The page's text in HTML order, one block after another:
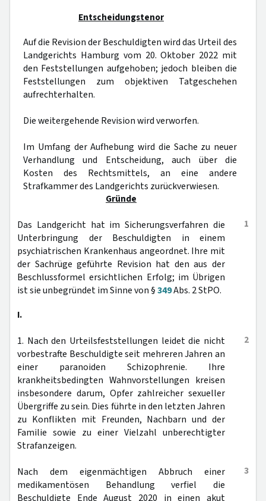
Entscheidungstenor
Auf die Revision der Beschuldigten wird das Urteil des
Landgerichts Hamburg vom 20. Oktober 2022 mit
den Feststellungen aufgehoben; jedoch bleiben die
Feststellungen zum objektiven Tatgeschehen
aufrechterhalten.
Die weitergehende Revision wird verworfen.
Im Umfang der Aufhebung wird die Sache zu neuer
Verhandlung und Entscheidung, auch über die
Kosten des Rechtsmittels, an eine andere
Strafkammer des Landgerichts zurückverwiesen.
Gründe
1
Das Landgericht hat im Sicherungsverfahren die
Unterbringung der Beschuldigten in einem
psychiatrischen Krankenhaus angeordnet. Ihre mit
der Sachrüge geführte Revision hat den aus der
Beschlussformel ersichtlichen Erfolg; im Übrigen
ist sie unbegründet im Sinne von §349Abs. 2 StPO.
I.
2
1. Nach den Urteilsfeststellungen leidet die nicht
vorbestrafte Beschuldigte seit mehreren Jahren an
einer paranoiden Schizophrenie. Ihre
krankheitsbedingten Wahnvorstellungen kreisen
insbesondere darum, Opfer zahlreicher sexueller
Übergriffe zu sein. Dies führte in den letzten Jahren
zu Konflikten mit Freunden, Nachbarn und der
Familie sowie zu einer Vielzahl unberechtigter
Strafanzeigen.
3
Nach dem eigenmächtigen Abbruch einer
medikamentösen Behandlung verfiel die
Beschuldigte Ende August 2020 in einen akut